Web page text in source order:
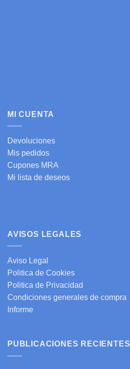
MI CUENTA
Devoluciones
Mis pedidos
Cupones MRA
Mi lista de deseos
AVISOS LEGALES
Aviso Legal
Politica de Cookies
Politica de Privacidad
Condiciones generales de compra
Informe
PUBLICACIONES RECIENTES